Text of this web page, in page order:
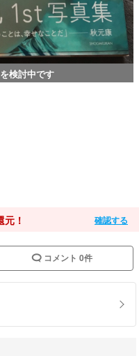
検討中です
元！ 確認する
コメント 0件